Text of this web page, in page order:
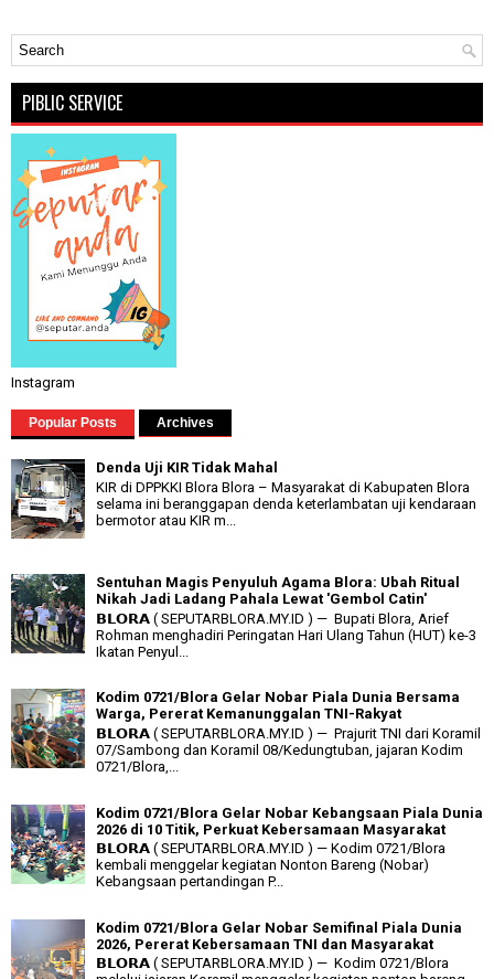
PIBLIC SERVICE
Instagram
Popular Posts Archives
Denda Uji KIR Tidak Mahal
KIR di DPPKKI Blora Blora – Masyarakat di Kabupaten Blora
selama ini beranggapan denda keterlambatan uji kendaraan
bermotor atau KIR m...
Sentuhan Magis Penyuluh Agama Blora: Ubah Ritual
Nikah Jadi Ladang Pahala Lewat 'Gembol Catin'
𝗕𝗟𝗢𝗥𝗔 ( SEPUTARBLORA.MY.ID ) — Bupati Blora, Arief
Rohman menghadiri Peringatan Hari Ulang Tahun (HUT) ke-3
Ikatan Penyul...
Kodim 0721/Blora Gelar Nobar Piala Dunia Bersama
Warga, Pererat Kemanunggalan TNI-Rakyat
𝗕𝗟𝗢𝗥𝗔 ( SEPUTARBLORA.MY.ID ) — Prajurit TNI dari Koramil
07/Sambong dan Koramil 08/Kedungtuban, jajaran Kodim
0721/Blora,...
Kodim 0721/Blora Gelar Nobar Kebangsaan Piala Dunia
2026 di 10 Titik, Perkuat Kebersamaan Masyarakat
𝗕𝗟𝗢𝗥𝗔 ( SEPUTARBLORA.MY.ID ) — Kodim 0721/Blora
kembali menggelar kegiatan Nonton Bareng (Nobar)
Kebangsaan pertandingan P...
Kodim 0721/Blora Gelar Nobar Semifinal Piala Dunia
2026, Pererat Kebersamaan TNI dan Masyarakat
𝗕𝗟𝗢𝗥𝗔 ( SEPUTARBLORA.MY.ID ) — Kodim 0721/Blora